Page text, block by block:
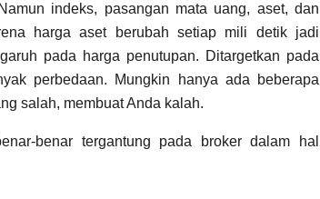
indeks, pasangan mata uang, aset, dan
harga aset berubah setiap mili detik jadi
pada harga penutupan. Ditargetkan pada
perbedaan. Mungkin hanya ada beberapa
salah, membuat Anda kalah.
benar tergantung pada broker dalam hal